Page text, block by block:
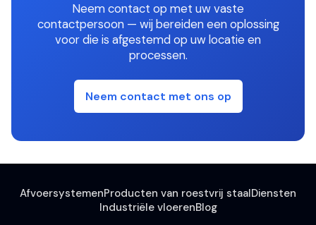
Neem contact op met uw vaste
contactpersoon — wij bereiden een oplossing
voor die is afgestemd op uw locatie en
processen.
Neem contact met ons op
AfvoersystemenProducten van roestvrij staalDiensten
Industriële vloerenBlog